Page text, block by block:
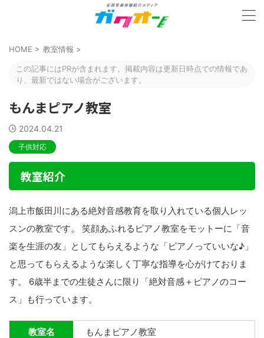
HOME > 教室情報 >
この記事にはPRが含まれます。掲載内容は更新日時点での情報であ
り、最新ではない場合がございます。
もんまピアノ教室
2024.04.21
子供対応
教室紹介
潟上市飯田川にある絶対音感教育を取り入れている個人レッ
スンの教室です。 笑顔あふれるピアノ教室をモットーに「音
楽を生涯の友」としてもらえるような「ピアノっていいな♪」
と思ってもらえるような楽しく丁寧な指導を心がけておりま
す。 6歳半までの生徒さんに限り「絶対音感＋ピアノのコー
ス」も行っています。
教室名 もんまピアノ教室